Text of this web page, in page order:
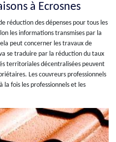
à Ecrosnes
réduction des dépenses pour tous les
les informations transmises par la
peut concerner les travaux de
se traduire par la réduction du taux
territoriales décentralisées peuvent
Les couvreurs professionnels
la fois les professionnels et les